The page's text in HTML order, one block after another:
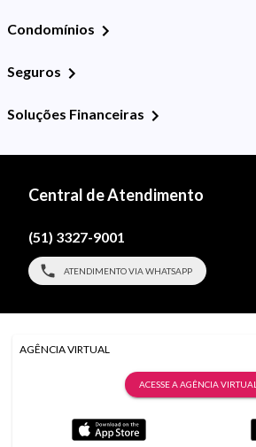
Condomínios
Seguros
Soluções Financeiras
Central de Atendimento
(51) 3327-9001
ATENDIMENTO VIA WHATSAPP
AGÊNCIA VIRTUAL
ACESSE A AGÊNCIA VIRTUAL